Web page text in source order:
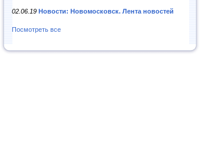
02.06.19 Новости: Новомосковск. Лента новостей
Посмотреть все